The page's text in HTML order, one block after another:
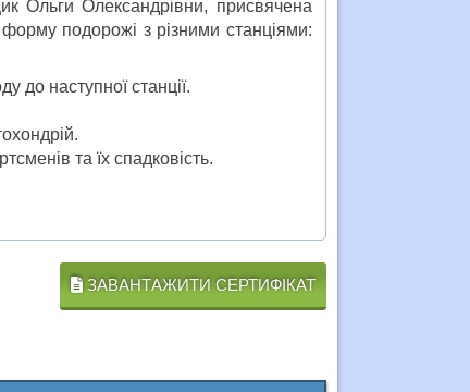
Ольги Олександрівни, присвячена
подорожі з різними станціями:
до наступної станції.
та їх спадковість.
ЗАВАНТАЖИТИ СЕРТИФІКАТ